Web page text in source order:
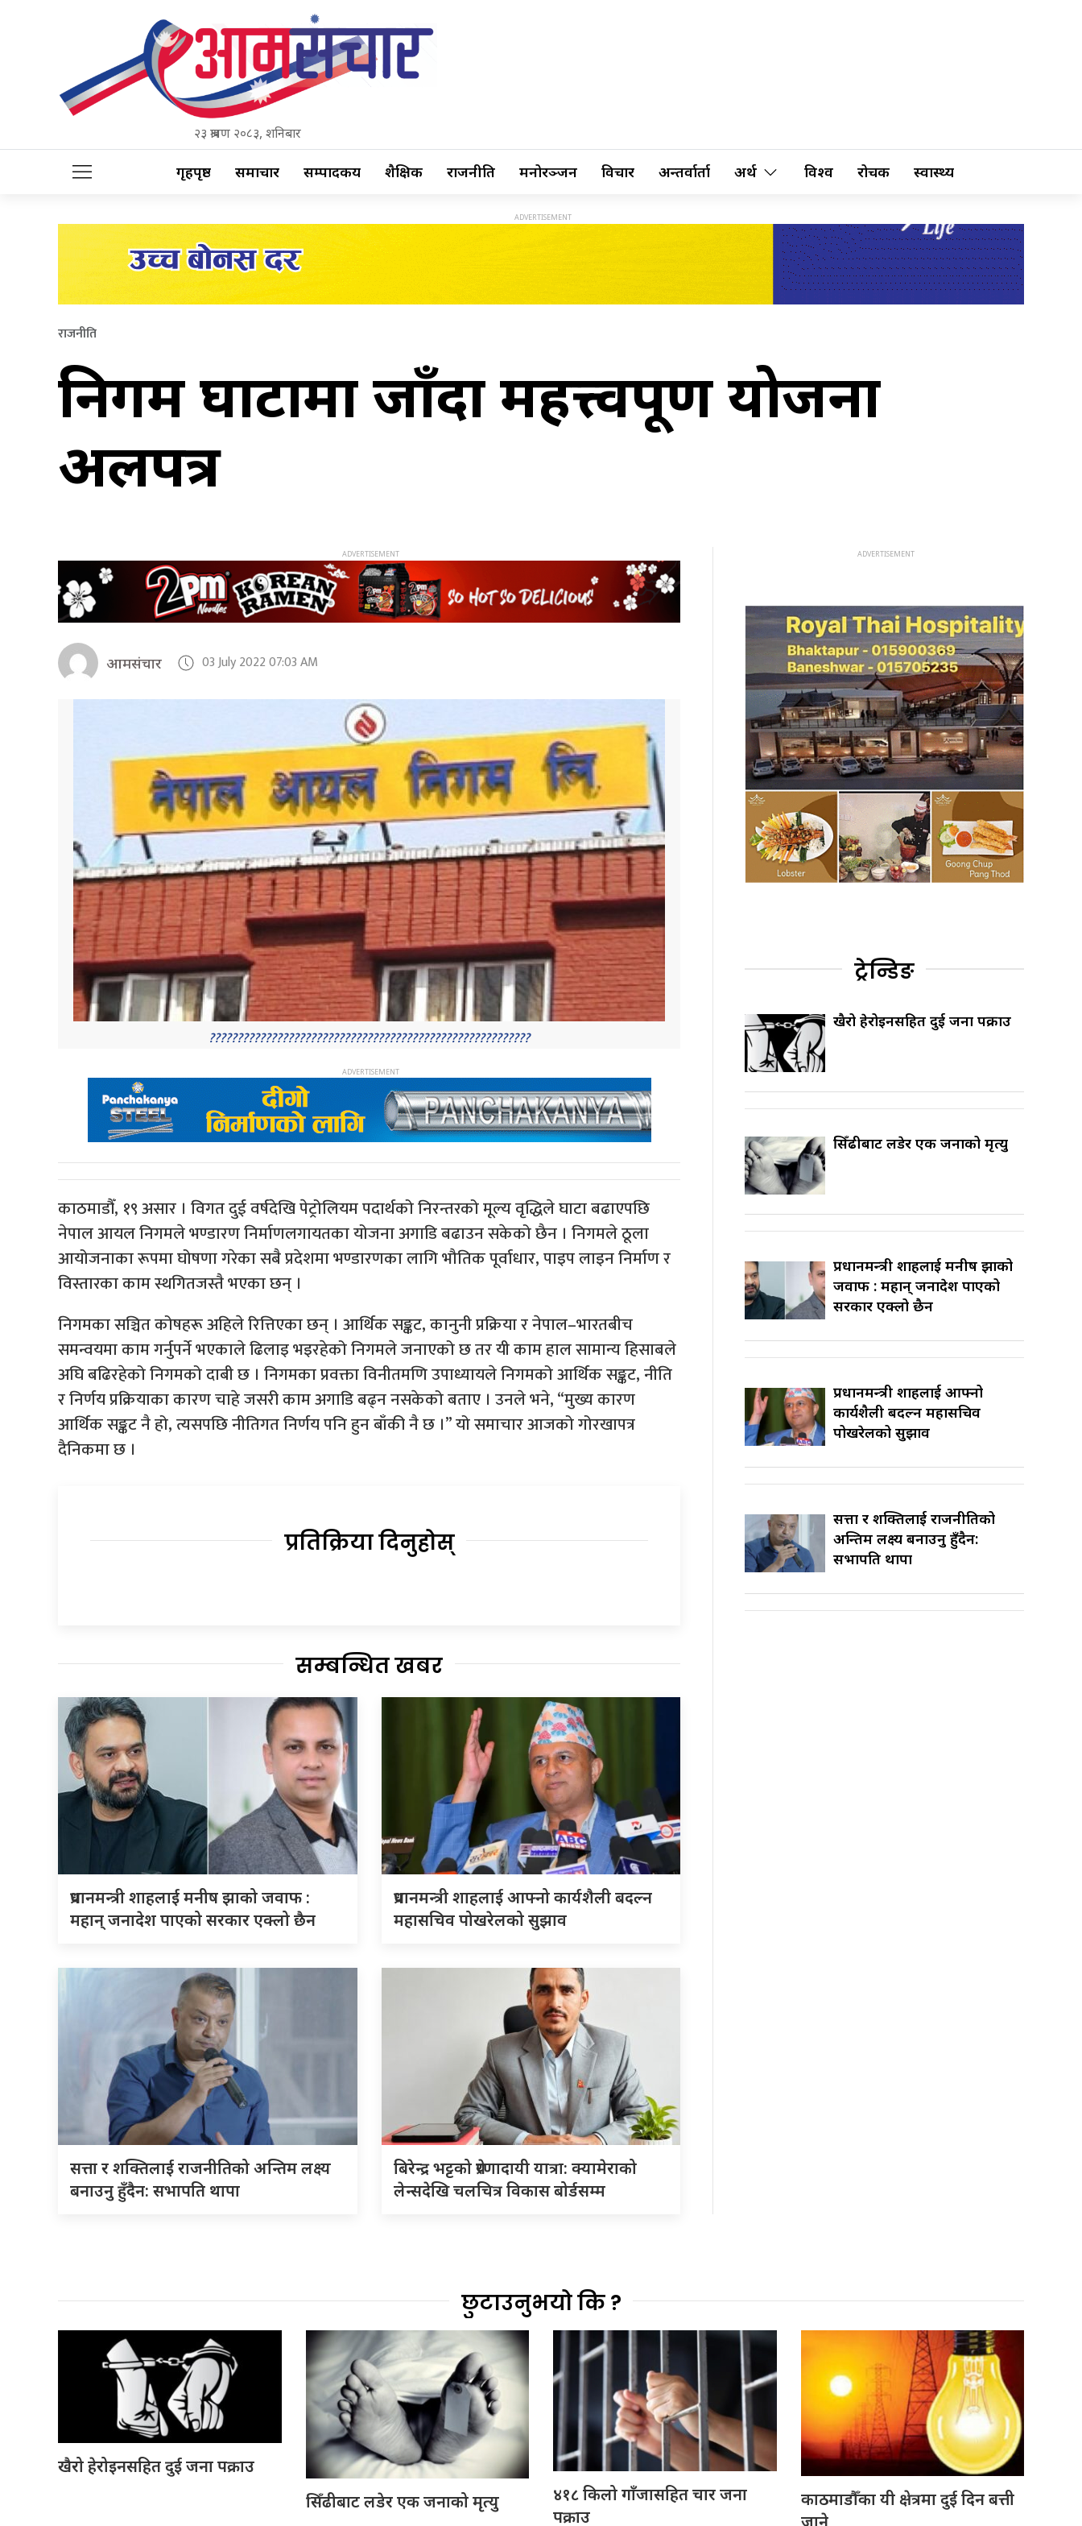
२३ श्रावण २०८३, शनिबार
गृहपृष्ठ समाचार सम्पादकीय शैक्षिक राजनीति मनोरञ्जन विचार अन्तर्वार्ता अर्थ विश्व रोचक स्वास्थ्य
राजनीति
निगम घाटामा जाँदा महत्त्वपूर्ण योजना
अलपत्र
आमसंचार 03 July 2022 07:03 AM
?????????????????????????????????????????????????????????
काठमाडौँ, १९ असार । विगत दुई वर्षदेखि पेट्रोलियम पदार्थको निरन्तरको मूल्य वृद्धिले घाटा बढाएपछि
नेपाल आयल निगमले भण्डारण निर्माणलगायतका योजना अगाडि बढाउन सकेको छैन । निगमले ठूला
आयोजनाका रूपमा घोषणा गरेका सबै प्रदेशमा भण्डारणका लागि भौतिक पूर्वाधार, पाइप लाइन निर्माण र
विस्तारका काम स्थगितजस्तै भएका छन् ।
निगमका सञ्चित कोषहरू अहिले रित्तिएका छन् । आर्थिक सङ्कट, कानुनी प्रक्रिया र नेपाल–भारतबीच
समन्वयमा काम गर्नुपर्ने भएकाले ढिलाइ भइरहेको निगमले जनाएको छ तर यी काम हाल सामान्य हिसाबले
अघि बढिरहेको निगमको दाबी छ । निगमका प्रवक्ता विनीतमणि उपाध्यायले निगमको आर्थिक सङ्कट, नीति
र निर्णय प्रक्रियाका कारण चाहे जसरी काम अगाडि बढ्न नसकेको बताए । उनले भने, “मुख्य कारण
आर्थिक सङ्कट नै हो, त्यसपछि नीतिगत निर्णय पनि हुन बाँकी नै छ ।” यो समाचार आजको गोरखापत्र
दैनिकमा छ ।
प्रतिक्रिया दिनुहोस्
सम्बन्धित खबर
प्रधानमन्त्री शाहलाई मनीष झाको जवाफ :
महान् जनादेश पाएको सरकार एक्लो छैन
प्रधानमन्त्री शाहलाई आफ्नो कार्यशैली बदल्न
महासचिव पोखरेलको सुझाव
सत्ता र शक्तिलाई राजनीतिको अन्तिम लक्ष्य
बनाउनु हुँदैन: सभापति थापा
बिरेन्द्र भट्टको प्रेरणादायी यात्रा: क्यामेराको
लेन्सदेखि चलचित्र विकास बोर्डसम्म
ट्रेन्डिङ
खैरो हेरोइनसहित दुई जना पक्राउ
सिँढीबाट लडेर एक जनाको मृत्यु
प्रधानमन्त्री शाहलाई मनीष झाको
जवाफ : महान् जनादेश पाएको
सरकार एक्लो छैन
प्रधानमन्त्री शाहलाई आफ्नो
कार्यशैली बदल्न महासचिव
पोखरेलको सुझाव
सत्ता र शक्तिलाई राजनीतिको
अन्तिम लक्ष्य बनाउनु हुँदैन:
सभापति थापा
छुटाउनुभयो कि ?
खैरो हेरोइनसहित दुई जना पक्राउ
सिँढीबाट लडेर एक जनाको मृत्यु
४१८ किलो गाँजासहित चार जना
पक्राउ
काठमाडौँका यी क्षेत्रमा दुई दिन बत्ती
जाने